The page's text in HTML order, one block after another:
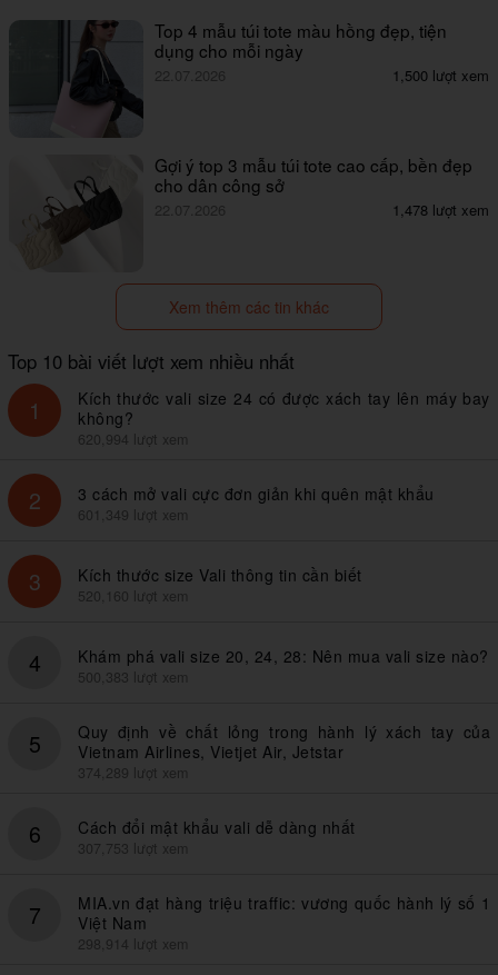
Top 4 mẫu túi tote màu hồng đẹp, tiện
dụng cho mỗi ngày
22.07.2026 1,500 lượt xem
Gợi ý top 3 mẫu túi tote cao cấp, bền đẹp
cho dân công sở
22.07.2026 1,478 lượt xem
Xem thêm các tin khác
Top 10 bài viết lượt xem nhiều nhất
1
Kích thước vali size 24 có được xách tay lên máy bay
không?
620,994 lượt xem
2 3 cách mở vali cực đơn giản khi quên mật khẩu
601,349 lượt xem
3 Kích thước size Vali thông tin cần biết
520,160 lượt xem
4 Khám phá vali size 20, 24, 28: Nên mua vali size nào?
500,383 lượt xem
5
Quy định về chất lỏng trong hành lý xách tay của
Vietnam Airlines, Vietjet Air, Jetstar
374,289 lượt xem
6 Cách đổi mật khẩu vali dễ dàng nhất
307,753 lượt xem
7
MIA.vn đạt hàng triệu traffic: vương quốc hành lý số 1
Việt Nam
298,914 lượt xem